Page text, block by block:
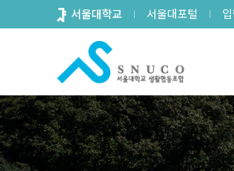
로
뉴
서울대학교 서울대포털